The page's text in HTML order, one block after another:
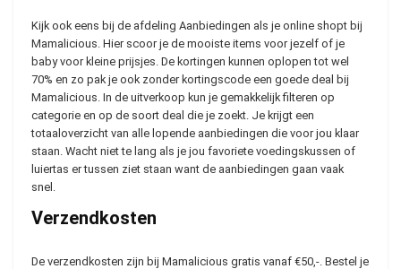
Kijk ook eens bij de afdeling Aanbiedingen als je online shopt bij
Mamalicious. Hier scoor je de mooiste items voor jezelf of je
baby voor kleine prijsjes. De kortingen kunnen oplopen tot wel
70% en zo pak je ook zonder kortingscode een goede deal bij
Mamalicious. In de uitverkoop kun je gemakkelijk filteren op
categorie en op de soort deal die je zoekt. Je krijgt een
totaaloverzicht van alle lopende aanbiedingen die voor jou klaar
staan. Wacht niet te lang als je jou favoriete voedingskussen of
luiertas er tussen ziet staan want de aanbiedingen gaan vaak
snel.
Verzendkosten
De verzendkosten zijn bij Mamalicious gratis vanaf €50,-. Bestel je